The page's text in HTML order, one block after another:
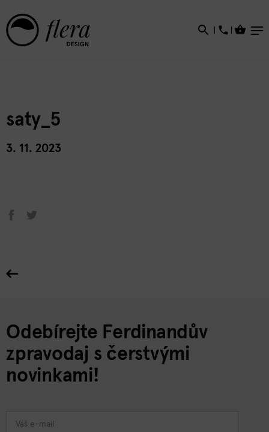
saty_5
3. 11. 2023
Odebírejte Ferdinandův
zpravodaj s čerstvými
novinkami!